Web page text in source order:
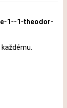
1--1-theodor-